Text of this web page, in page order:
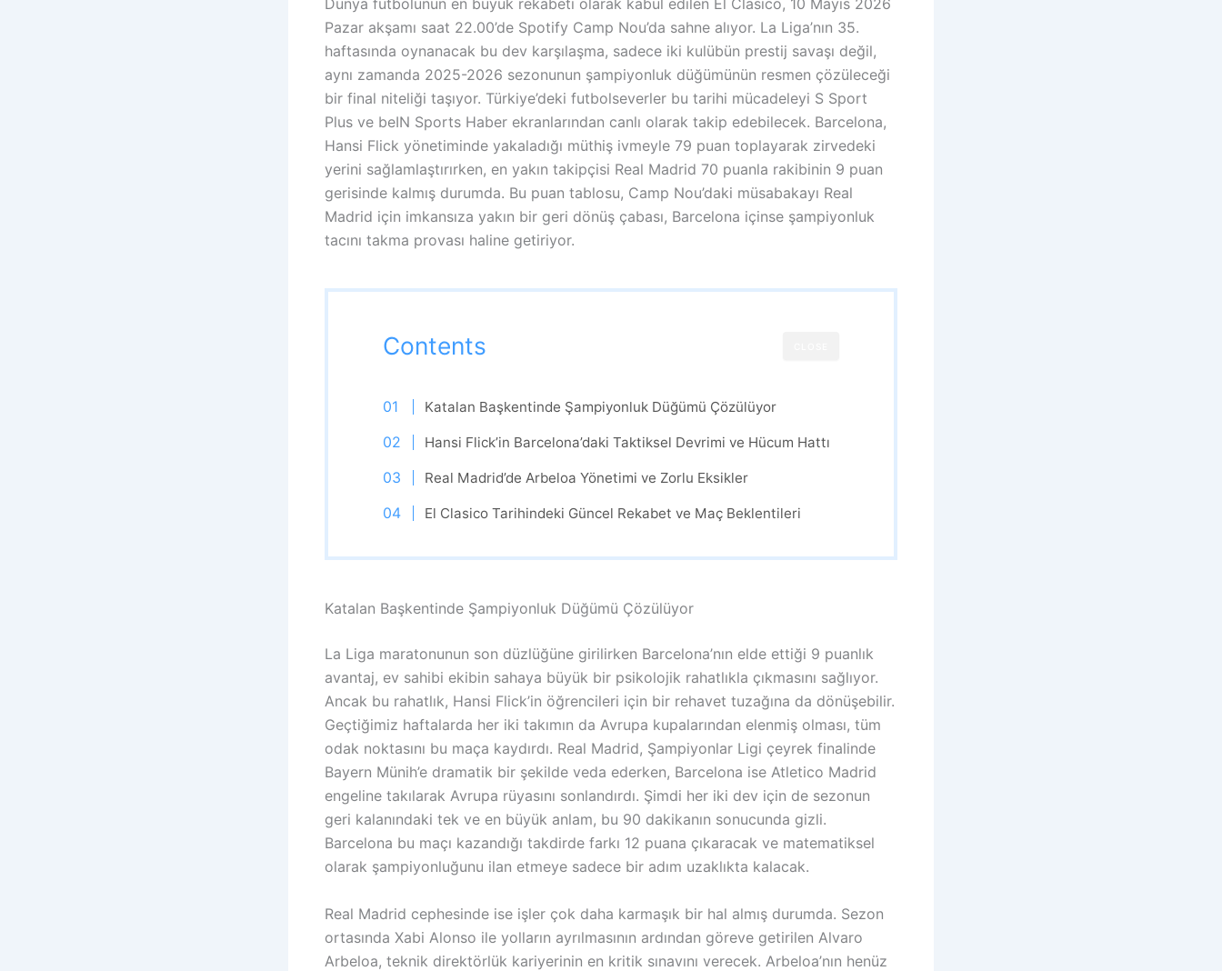
Dünya futbolunun en büyük rekabeti olarak kabul edilen El Clasico, 10 Mayıs 2026
Pazar akşamı saat 22.00’de Spotify Camp Nou’da sahne alıyor. La Liga’nın 35.
haftasında oynanacak bu dev karşılaşma, sadece iki kulübün prestij savaşı değil,
aynı zamanda 2025-2026 sezonunun şampiyonluk düğümünün resmen çözüleceği
bir final niteliği taşıyor. Türkiye’deki futbolseverler bu tarihi mücadeleyi S Sport
Plus ve beIN Sports Haber ekranlarından canlı olarak takip edebilecek. Barcelona,
Hansi Flick yönetiminde yakaladığı müthiş ivmeyle 79 puan toplayarak zirvedeki
yerini sağlamlaştırırken, en yakın takipçisi Real Madrid 70 puanla rakibinin 9 puan
gerisinde kalmış durumda. Bu puan tablosu, Camp Nou’daki müsabakayı Real
Madrid için imkansıza yakın bir geri dönüş çabası, Barcelona içinse şampiyonluk
tacını takma provası haline getiriyor.
Contents
Katalan Başkentinde Şampiyonluk Düğümü Çözülüyor
Hansi Flick’in Barcelona’daki Taktiksel Devrimi ve Hücum Hattı
Real Madrid’de Arbeloa Yönetimi ve Zorlu Eksikler
El Clasico Tarihindeki Güncel Rekabet ve Maç Beklentileri
Katalan Başkentinde Şampiyonluk Düğümü Çözülüyor
La Liga maratonunun son düzlüğüne girilirken Barcelona’nın elde ettiği 9 puanlık
avantaj, ev sahibi ekibin sahaya büyük bir psikolojik rahatlıkla çıkmasını sağlıyor.
Ancak bu rahatlık, Hansi Flick’in öğrencileri için bir rehavet tuzağına da dönüşebilir.
Geçtiğimiz haftalarda her iki takımın da Avrupa kupalarından elenmiş olması, tüm
odak noktasını bu maça kaydırdı. Real Madrid, Şampiyonlar Ligi çeyrek finalinde
Bayern Münih’e dramatik bir şekilde veda ederken, Barcelona ise Atletico Madrid
engeline takılarak Avrupa rüyasını sonlandırdı. Şimdi her iki dev için de sezonun
geri kalanındaki tek ve en büyük anlam, bu 90 dakikanın sonucunda gizli.
Barcelona bu maçı kazandığı takdirde farkı 12 puana çıkaracak ve matematiksel
olarak şampiyonluğunu ilan etmeye sadece bir adım uzaklıkta kalacak.
Real Madrid cephesinde ise işler çok daha karmaşık bir hal almış durumda. Sezon
ortasında Xabi Alonso ile yolların ayrılmasının ardından göreve getirilen Alvaro
Arbeloa, teknik direktörlük kariyerinin en kritik sınavını verecek. Arbeloa’nın henüz